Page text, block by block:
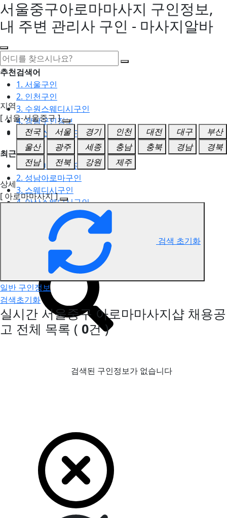
서울중구아로마마사지 구인정보,
내 주변 관리사 구인 - 마사지알바
추천검색어
1. 서울구인
2. 인천구인
3. 수원스웨디시구인
4. 강남구인정보
5. 동탄스웨디시구인
최근검색어
1. 일산마사지구인
2. 성남아로마구인
3. 스웨디시구인
4. 안산스웨디시구인
5. 아로마구인
서울중구 아로마마사지 구인정보
지역
[ 서울-서울중구 ]
전국
서울 경기 인천 대전 대구
부산
울산
광주 세종 충남 충북 경남
경북
전남
전북 강원
제주
상세
[ 아로마마사지 ]
검색 초기화
일반 구인정보
검색초기화
실시간 서울중구 아로마마사지샵 채용공
고 전체 목록 ( 0건 )
검색된 구인정보가 없습니다